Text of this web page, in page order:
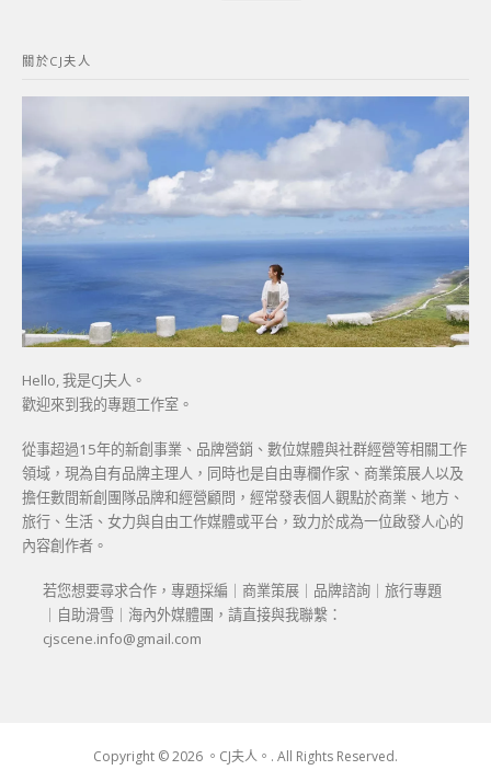
字:
關於CJ夫人
Hello, 我是CJ夫人。
歡迎來到我的專題工作室。
從事超過15年的新創事業、品牌營銷、數位媒體與社群經營等相關工作
領域，現為自有品牌主理人，同時也是自由專欄作家、商業策展人以及
擔任數間新創團隊品牌和經營顧問，經常發表個人觀點於商業、地方、
旅行、生活、女力與自由工作媒體或平台，致力於成為一位啟發人心的
內容創作者。
若您想要尋求合作，專題採編｜商業策展｜品牌諮詢｜旅行專題
｜自助滑雪｜海內外媒體團，請直接與我聯繫：
cjscene.info@gmail.com
Copyright © 2026 。CJ夫人。. All Rights Reserved.